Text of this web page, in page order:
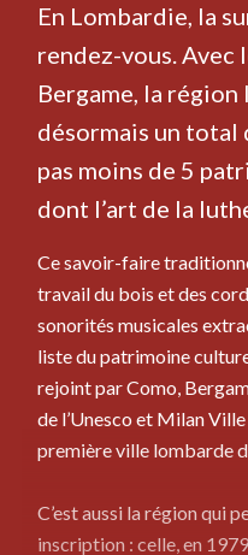
En Lombardie, la
rendez-vous. Avec
Bergame, la
désormais un total
pas moins de 5
dont l’art de la
Ce savoir-faire
travail du bois et des
sonorités musicales
liste du patrimoine
rejoint par Como,
de l’Unesco et Milan
première ville lombarde
C’est aussi la région qui
inscription : celle, en